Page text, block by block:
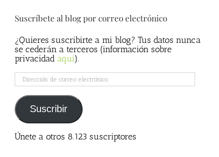
Suscríbete al blog por correo electrónico
¿Quieres suscribirte a mi blog? Tus datos nunca
se cederán a terceros (información sobre
privacidad aqui).
Dirección
de
correo
electrónico
Suscribir
Únete a otros 8.123 suscriptores